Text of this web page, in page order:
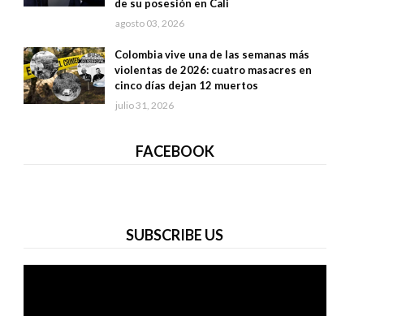
de su posesión en Cali
agosto 03, 2026
Colombia vive una de las semanas más
violentas de 2026: cuatro masacres en
cinco días dejan 12 muertos
julio 31, 2026
FACEBOOK
SUBSCRIBE US